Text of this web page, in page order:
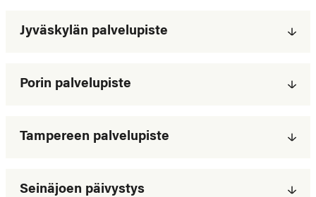
Jyväskylän palvelupiste
Porin palvelupiste
Tampereen palvelupiste
Seinäjoen päivystys